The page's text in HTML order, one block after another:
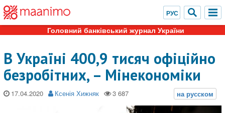
Головний банківський журнал України
В Україні 400,9 тисяч офіційно
безробітних, – Мінекономіки
17.04.2020 Ксенія Хижняк